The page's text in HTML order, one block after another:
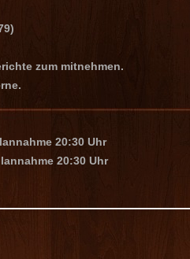
zum mitnehmen.
20:30 Uhr
20:30 Uhr